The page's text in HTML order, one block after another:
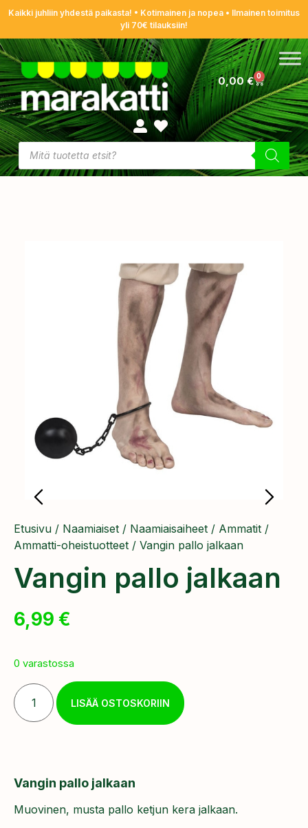
Kaikki juhliin yhdestä paikasta! • Kotimainen ja nopea • Ilmainen toimitus
yli 70€ tilauksiin!
0,00€ 0
Etusivu / Naamiaiset / Naamiaisaiheet / Ammatit /
Ammatti-oheistuotteet / Vangin pallo jalkaan
Vangin pallo jalkaan
6,99 €
0 varastossa
LISÄÄ OSTOSKORIIN
Vangin pallo jalkaan
Muovinen, musta pallo ketjun kera jalkaan.